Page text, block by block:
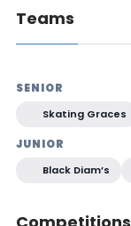
Teams
SENIOR
Skating Graces
JUNIOR
Black Diam’s